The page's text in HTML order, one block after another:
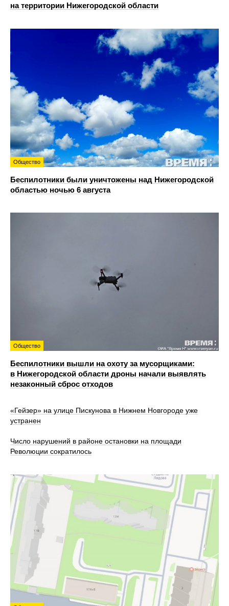
на территории Нижегородской области
Общество
Беспилотники были уничтожены над Нижегородской
областью ночью 6 августа
Общество
Беспилотники вышли на охоту за мусорщиками:
в Нижегородской области дроны начали выявлять
незаконный сброс отходов
«Гейзер» на улице Пискунова в Нижнем Новгороде уже
устранен
Число нарушений в районе остановки на площади
Революции сократилось